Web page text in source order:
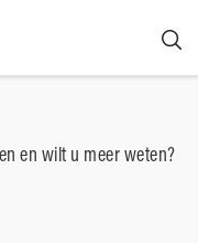
en wilt u meer weten?